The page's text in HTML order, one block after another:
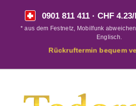
0901 811 411· CHF
* aus dem Festnetz, Mobilfunk
Englisch.
Rückruftermin bequem